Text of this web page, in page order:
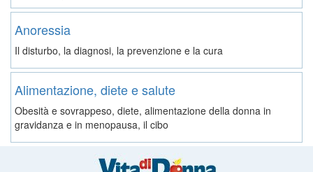
Anoressia
Il disturbo, la diagnosi, la prevenzione e la cura
Alimentazione, diete e salute
Obesità e sovrappeso, diete, alimentazione della donna in
gravidanza e in menopausa, il cibo